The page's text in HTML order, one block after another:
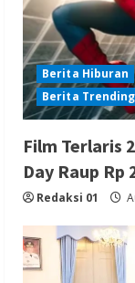
Berita Hiburan
Berita Trending
Film Terlaris
Day Raup Rp
Redaksi 01